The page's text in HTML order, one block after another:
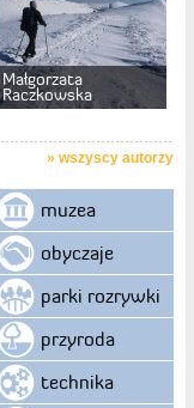
Małgorzata
Raczkowska
» wszyscy autorzy
muzea
obyczaje
parki rozrywki
przyroda
technika